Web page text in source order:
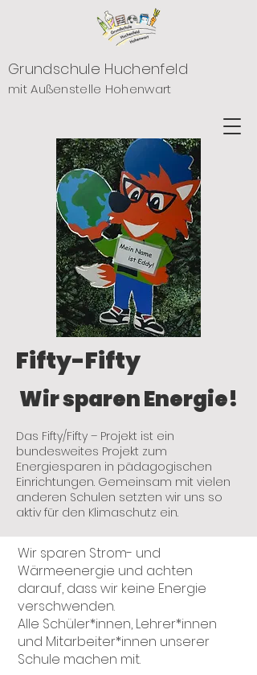
Grundschule Huchenfeld
mit Außenstelle Hohenwart
Fifty-Fifty
Wir sparen Energie!
Das Fifty/Fifty – Projekt ist ein
bundesweites Projekt zum
Energiesparen in pädagogischen
Einrichtungen. Gemeinsam mit vielen
anderen Schulen setzten wir uns so
aktiv für den Klimaschutz ein.
Wir sparen Strom- und
Wärmeenergie und achten
darauf, dass wir keine Energie
verschwenden.
Alle Schüler*innen, Lehrer*innen
und Mitarbeiter*innen unserer
Schule machen mit.